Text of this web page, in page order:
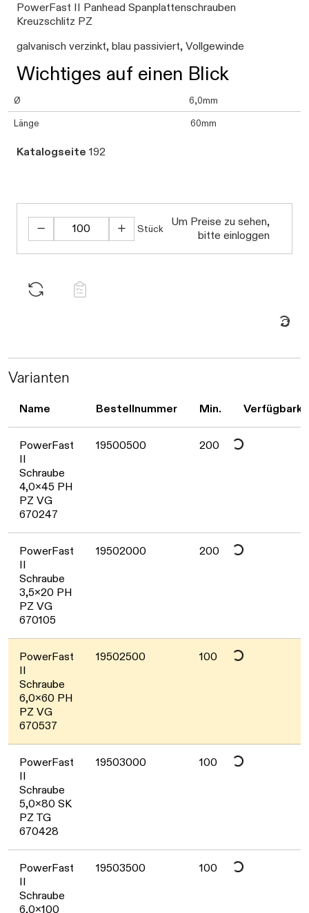
PowerFast II Panhead Spanplattenschrauben
Kreuzschlitz PZ
galvanisch verzinkt, blau passiviert, Vollgewinde
Wichtiges auf einen Blick
Ø 6,0mm
Länge 60mm
Katalogseite 192
Stück
Um Preise zu sehen,
bitte einloggen
Daten werden geladen. Bitte warten...
Varianten
Name Bestellnummer Min.
PowerFast
II
Schraube
4,0x45 PH
PZ VG
670247
19500500 200Daten werden geladen. Bitte warten...
PowerFast
II
Schraube
3,5x20 PH
PZ VG
670105
19502000 200Daten werden geladen. Bitte warten...
PowerFast
II
Schraube
6,0x60 PH
PZ VG
670537
19502500 100Daten werden geladen. Bitte warten...
PowerFast
II
Schraube
5,0x80 SK
PZ TG
670428
19503000 100Daten werden geladen. Bitte warten...
PowerFast
II
Schraube
6,0x100
19503500 100